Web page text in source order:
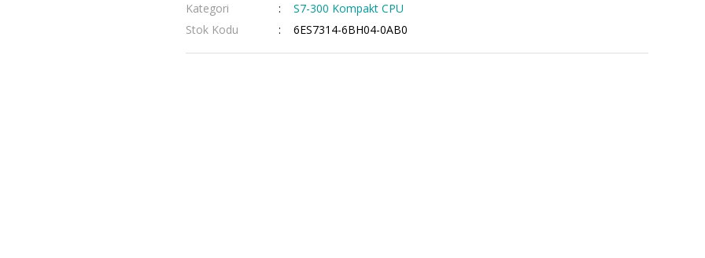
Kategori
S7-300 Kompakt CPU
Stok Kodu
6ES7314-6BH04-0AB0